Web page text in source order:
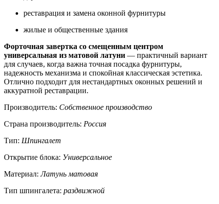
реставрация и замена оконной фурнитуры
жилые и общественные здания
Форточная завертка со смещенным центром
универсальная из матовой латуни — практичный вариант
для случаев, когда важна точная посадка фурнитуры,
надежность механизма и спокойная классическая эстетика.
Отлично подходит для нестандартных оконных решений и
аккуратной реставрации.
Производитель: Собственное производство
Страна производитель: Россия
Тип: Шпингалет
Открытие блока: Универсальное
Материал:Латунь матовая
Тип шпингалета: раздвижной